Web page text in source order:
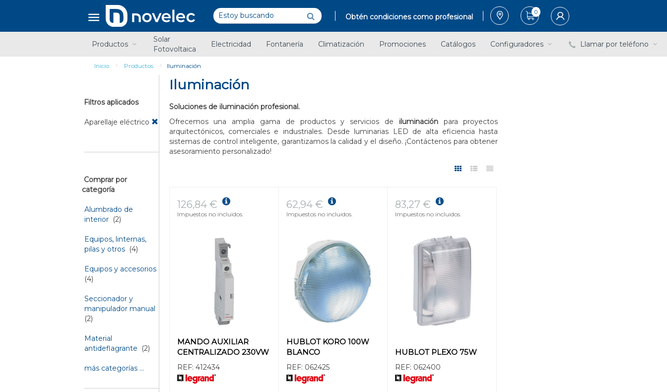
de
Obtén condiciones como profesional
0
Productos
Solar
Fotovoltaica
Electricidad Fontanería Climatización Promociones Catálogos Configuradores Llamar por teléfono
Inicio Productos Iluminación
Filtros aplicados
Aparellaje eléctrico
Comprar por
categoría
Alumbrado de
interior (2)
Equipos, linternas,
pilas y otros (4)
Equipos y accesorios
(4)
Seccionador y
manipulador manual
(2)
Material
antideflagrante
(2)
más categorías ...
Iluminación
Soluciones de iluminación profesional.
Ofrecemos una amplia gama de productos y servicios de iluminaciónpara proyectos
arquitectónicos, comerciales e industriales. Desde luminarias LED de alta eficiencia hasta
sistemas de control inteligente, garantizamos la calidad y el diseño. ¡Contáctenos para obtener
asesoramiento personalizado!
MANDO AUXILIAR
CENTRALIZADO 230VW
REF: 412434
126,84 €
Impuestos no incluidos.
HUBLOT KORO 100W
BLANCO
REF: 062425
62,94 €
Impuestos no incluidos.
HUBLOT PLEXO 75W
REF: 062400
83,27 €
Impuestos no incluidos.